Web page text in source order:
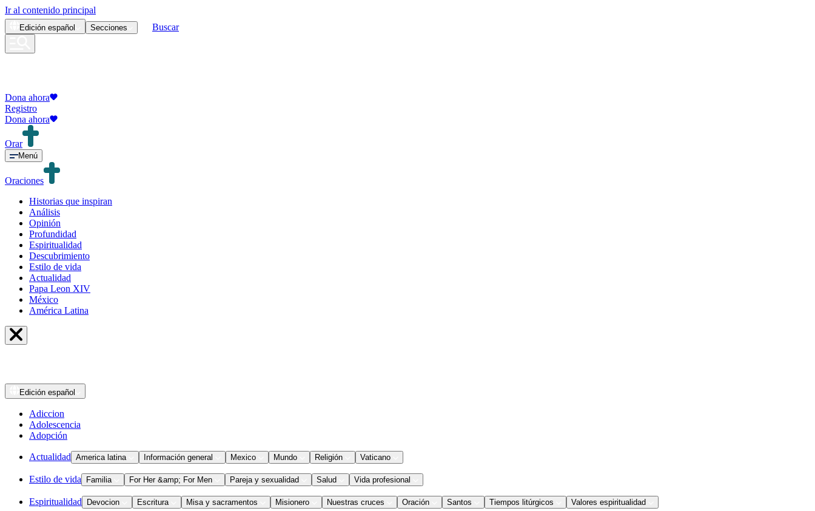
Ir al contenido principal
Edición español Secciones Buscar
Dona ahora
Registro
Dona ahora
Orar
Menú
Oraciones
Historias que inspiran
Análisis
Opinión
Profundidad
Espiritualidad
Descubrimiento
Estilo de vida
Actualidad
Papa Leon XIV
México
América Latina
Edición español
Adiccion
Adolescencia
Adopción
Actualidad America latina Información general Mexico Mundo Religión Vaticano
Estilo de vida Familia For Her &amp; For Men Pareja y sexualidad Salud Vida profesional
Espiritualidad Devocion Escritura Misa y sacramentos Misionero Nuestras cruces Oración Santos Tiempos litúrgicos Valores espiritualidad